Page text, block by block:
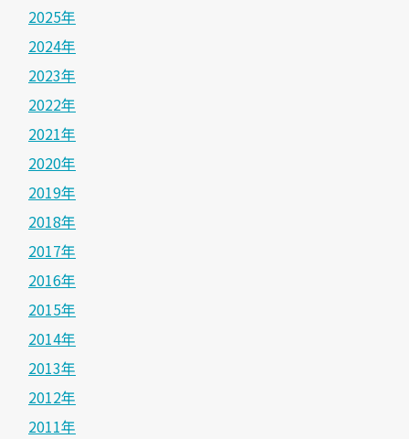
2025年
2024年
2023年
2022年
2021年
2020年
2019年
2018年
2017年
2016年
2015年
2014年
2013年
2012年
2011年